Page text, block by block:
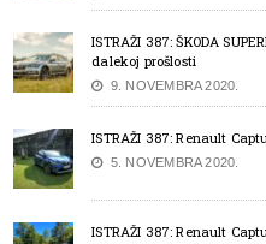
ISTRAŽI 387: ŠKODA
dalekoj prošlosti
9. NOVEMBRA 2020.
ISTRAŽI 387: Renault
5. NOVEMBRA 2020.
ISTRAŽI 387: Renault